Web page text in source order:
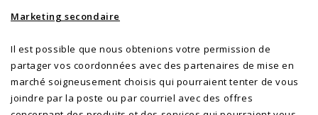
Marketing secondaire
Il est possible que nous obtenions votre permission de
partager vos coordonnées avec des partenaires de mise en
marché soigneusement choisis qui pourraient tenter de vous
joindre par la poste ou par courriel avec des offres